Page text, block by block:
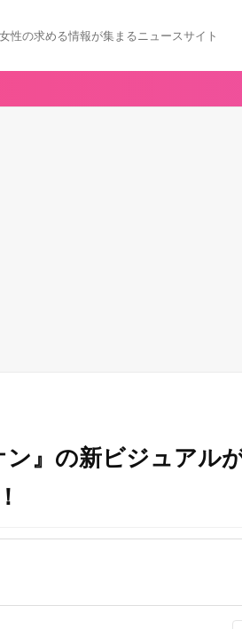
性の求める情報が集まるニュースサイト
』の新ビジュアル